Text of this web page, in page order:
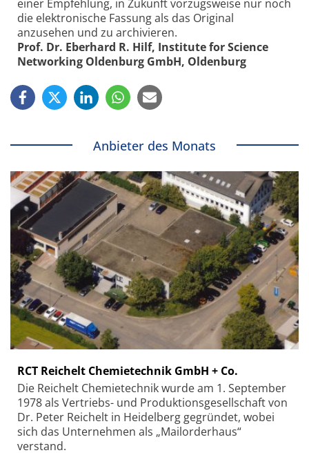
einer Empfehlung, in Zukunft vorzugsweise nur noch
die elektronische Fassung als das Original
anzusehen und zu archivieren.
Prof. Dr. Eberhard R. Hilf, Institute for Science
Networking Oldenburg GmbH, Oldenburg
Anbieter des Monats
RCT Reichelt Chemietechnik GmbH + Co.
Die Reichelt Chemietechnik wurde am 1. September
1978 als Vertriebs- und Produktionsgesellschaft von
Dr. Peter Reichelt in Heidelberg gegründet, wobei
sich das Unternehmen als „Mailorderhaus“
verstand.